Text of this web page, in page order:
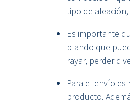
tipo de
Es importante
blando que
rayar, perder
Para el envío
producto.